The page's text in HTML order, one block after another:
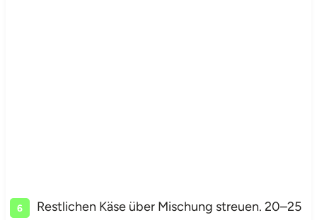
Restlichen Käse über Mischung streuen. 20–25